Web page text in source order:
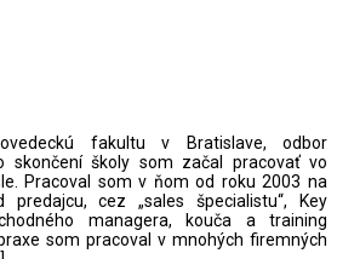
fakultu v Bratislave, odbor
skončení školy som začal pracovať vo
Pracoval som v ňom od roku 2003 na
cez „sales špecialistu“, Key
managera, kouča a training
som pracoval v mnohých firemných